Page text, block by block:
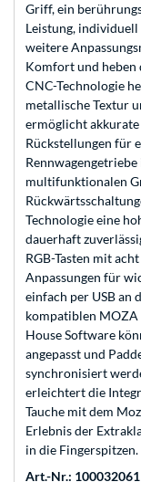
Griff, ein
Leistung, individuell
weitere
Komfort und heben
CNC-Technologie
metallische Textur
ermöglicht
Rückstellungen für
multifunktionalen
Technologie eine
dauerhaft
RGB-Tasten mit
Anpassungen für
einfach per USB an
kompatiblen MOZA
House Software
angepasst und
synchronisiert
erleichtert die
Tauche mit dem
Erlebnis der
in die Fingerspitzen.
Art.-Nr.: 100032061